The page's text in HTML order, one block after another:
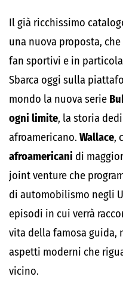
Il già ricchissimo
una nuova proposta,
fan sportivi e in
Sbarca oggi sulla
mondo la nuova serie
ogni limite, la storia
afroamericano. Wallace,
afroamericani di
joint venture che
di automobilismo negli
episodi in cui verrà
vita della famosa guida,
aspetti moderni che
vicino.